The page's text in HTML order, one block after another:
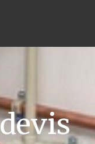
devis